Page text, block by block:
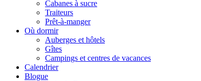
Cabanes à sucre
Traiteurs
Prêt-à-manger
Où dormir
Auberges et hôtels
Gîtes
Campings et centres de vacances
Calendrier
Blogue